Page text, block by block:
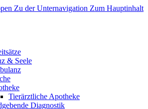
Zu der Unternavigation Zum Hauptinhalt
& Seele
Tierärztliche Apotheke
Diagnostik